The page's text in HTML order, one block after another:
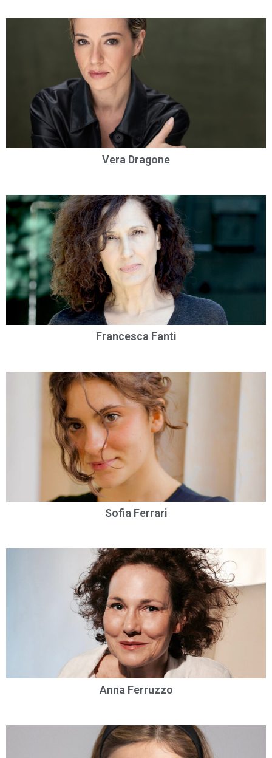
Vera Dragone
Francesca Fanti
Sofia Ferrari
Anna Ferruzzo